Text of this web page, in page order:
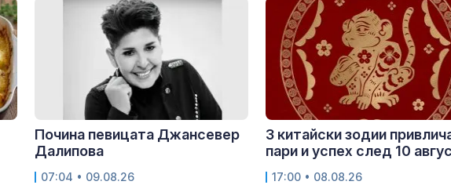
Почина певицата Джансевер
Далипова
07:04 • 09.08.26
3 китайски зодии
пари и успех след 10
17:00 • 08.08.26